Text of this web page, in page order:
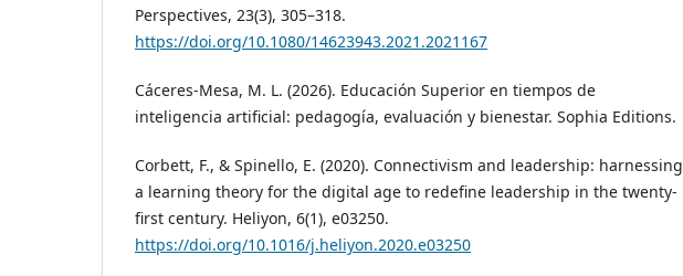
Perspectives, 23(3), 305–318.
https://doi.org/10.1080/14623943.2021.2021167
Cáceres-Mesa, M. L. (2026). Educación Superior en tiempos de
inteligencia artificial: pedagogía, evaluación y bienestar. Sophia Editions.
Corbett, F., & Spinello, E. (2020). Connectivism and leadership: harnessing
a learning theory for the digital age to redefine leadership in the twenty-
first century. Heliyon, 6(1), e03250.
https://doi.org/10.1016/j.heliyon.2020.e03250